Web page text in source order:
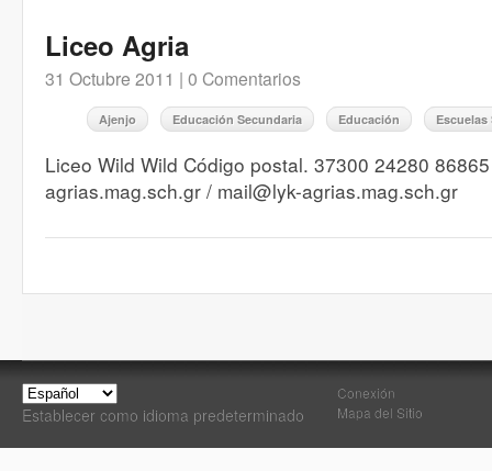
Liceo Agria
31 Octubre 2011 | 0 Comentarios
Ajenjo Educación Secundaria Educación Escuelas
Liceo Wild Wild Código postal. 37300 24280
agrias.mag.sch.gr / mail@lyk-agrias.mag.sch.gr
Establecer como idioma predeterminado
Conexión
Mapa del Sitio